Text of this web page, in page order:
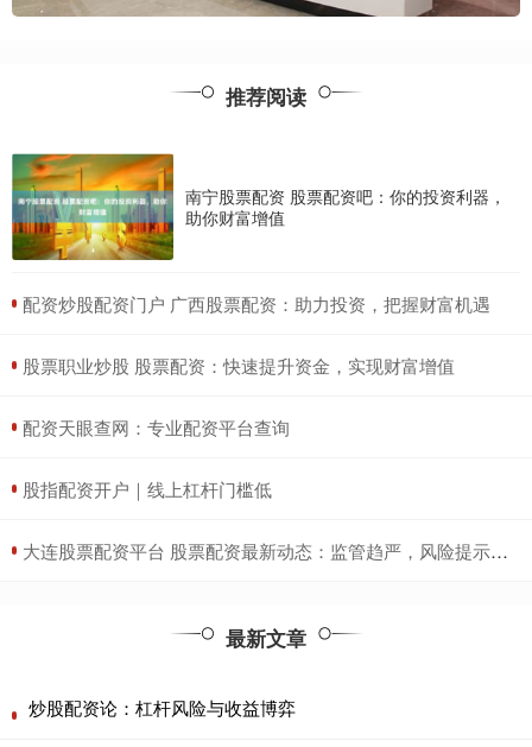
推荐阅读
南宁股票配资 股票配资吧：你的投资利器，
助你财富增值
​配资炒股配资门户 广西股票配资：助力投资，把握财富机遇
​股票职业炒股 股票配资：快速提升资金，实现财富增值
​配资天眼查网：专业配资平台查询
​股指配资开户｜线上杠杆门槛低
​大连股票配资平台 股票配资最新动态：监管趋严，风险提示升级
最新文章
炒股配资论：杠杆风险与收益博弈